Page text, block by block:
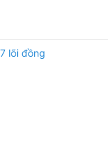
đèn Đường
chạy nhất
Pin Liền Thể –
lõi đồng